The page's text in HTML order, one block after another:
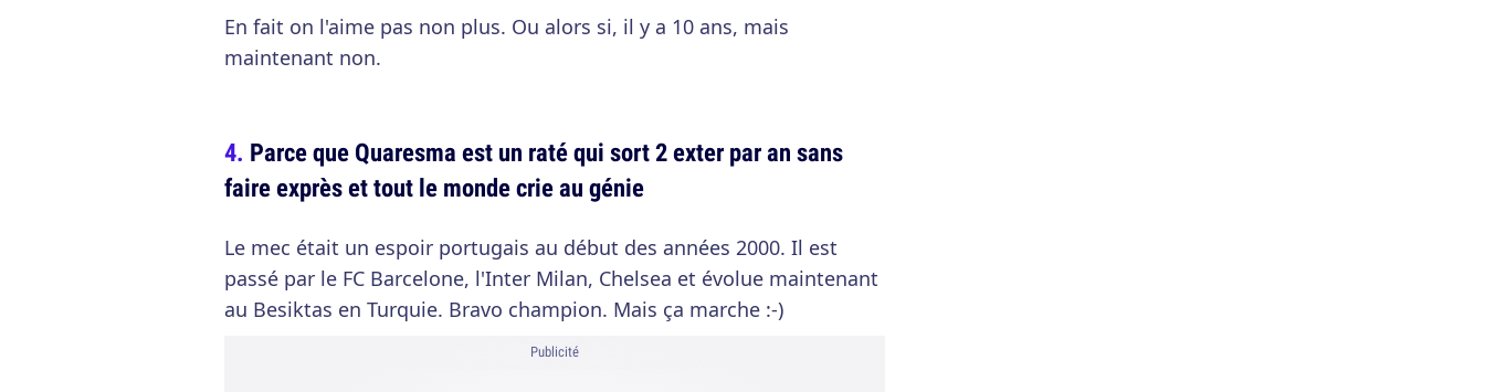
En fait on l'aime pas non plus. Ou alors si, il y a 10 ans, mais
maintenant non.
Parce que Quaresma est un raté qui sort 2 exter par an sans
faire exprès et tout le monde crie au génie
Le mec était un espoir portugais au début des années 2000. Il est
passé par le FC Barcelone, l'Inter Milan, Chelsea et évolue maintenant
au Besiktas en Turquie. Bravo champion. Mais ça marche :-)
Publicité